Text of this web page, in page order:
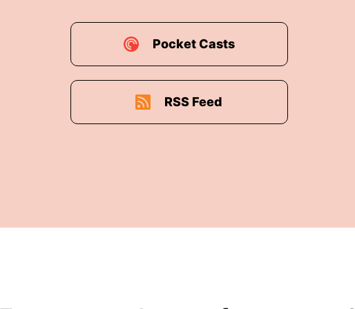
Pocket Casts
RSS Feed